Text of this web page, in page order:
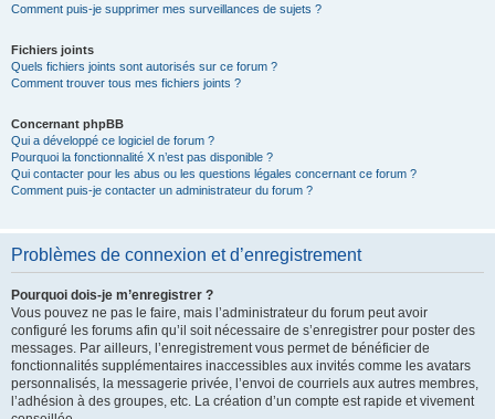
Comment puis-je supprimer mes surveillances de sujets ?
Fichiers joints
Quels fichiers joints sont autorisés sur ce forum ?
Comment trouver tous mes fichiers joints ?
Concernant phpBB
Qui a développé ce logiciel de forum ?
Pourquoi la fonctionnalité X n’est pas disponible ?
Qui contacter pour les abus ou les questions légales concernant ce forum ?
Comment puis-je contacter un administrateur du forum ?
Problèmes de connexion et d’enregistrement
Pourquoi dois-je m’enregistrer ?
Vous pouvez ne pas le faire, mais l’administrateur du forum peut avoir
configuré les forums afin qu’il soit nécessaire de s’enregistrer pour poster des
messages. Par ailleurs, l’enregistrement vous permet de bénéficier de
fonctionnalités supplémentaires inaccessibles aux invités comme les avatars
personnalisés, la messagerie privée, l’envoi de courriels aux autres membres,
l’adhésion à des groupes, etc. La création d’un compte est rapide et vivement